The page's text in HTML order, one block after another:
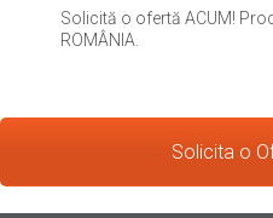
Solicită o ofertă ACUM!
ROMÂNIA.
Solicita o